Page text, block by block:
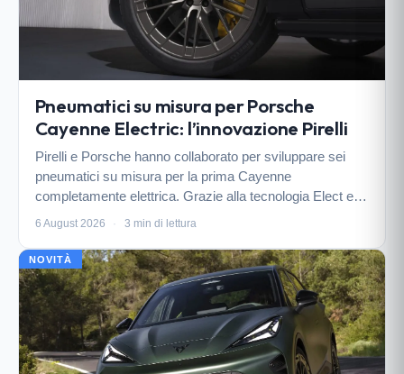
Pneumatici su misura per Porsche
Cayenne Electric: l’innovazione Pirelli
Pirelli e Porsche hanno collaborato per sviluppare sei
pneumatici su misura per la prima Cayenne
completamente elettrica. Grazie alla tecnologia Elect e
all’uso di mescole specifiche, il SUV elettrico raggiunge
6 August 2026 · 3 min di lettura
NOVITÀ